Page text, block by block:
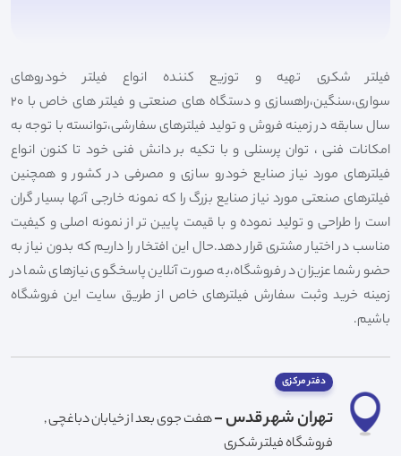
فیلتر شکری تهیه و توزیع کننده انواع فیلتر خودروهای
سواری،سنگین،راهسازی و دستگاه های صنعتی و فیلتر های خاص با 20
سال سابقه در زمینه فروش و تولید فیلترهای سفارشی،توانسته با توجه به
امکانات فنی ، توان پرسنلی و با تکیه بر دانش فنی خود تا کنون انواع
فیلترهای مورد نیاز صنایع خودرو سازی و مصرفی در کشور و همچنین
فیلترهای صنعتی مورد نیاز صنایع بزرگ را که نمونه خارجی آنها بسیار گران
است را طراحی و تولید نموده و با قیمت پایین تر از نمونه اصلی و کیفیت
مناسب در اختیار مشتری قرار دهد.حال این افتخار را داریم که بدون نیاز به
حضور شما عزیزان در فروشگاه،به صورت آنلاین پاسخگوی نیازهای شما در
زمینه خرید وثبت سفارش فیلترهای خاص از طریق سایت این فروشگاه
باشیم.
دفتر مرکزی
تهران شهر قدس -هفت جوی بعد از خیابان دباغچی ,
فروشگاه فیلتر شکری